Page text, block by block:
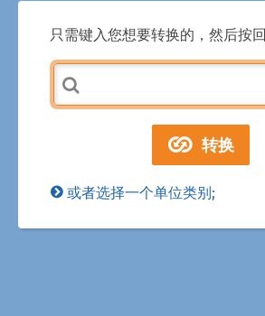
只需键入您想要转换的，然后按
或者选择一个单位类别;